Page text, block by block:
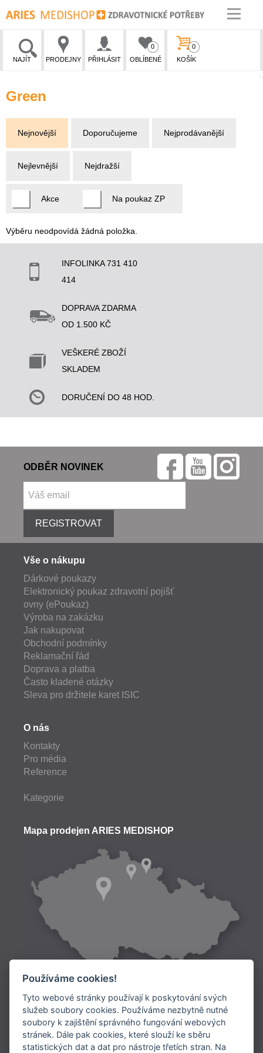
NAJÍT PRODEJNY PŘIHLÁSIT OBLÍBENÉ
0
KOŠÍK
0
Green
Nejnovější Doporučujeme Nejprodávanější
Nejlevnější Nejdražší
Akce Na poukaz ZP
Výběru neodpovídá žádná položka.
INFOLINKA 731 410
414
DOPRAVA ZDARMA
OD 1.500 KČ
VEŠKERÉ ZBOŽÍ
SKLADEM
DORUČENÍ DO 48 HOD.
ODBĚR NOVINEK
REGISTROVAT
Vše o nákupu
Dárkové poukazy
Elektronický poukaz zdravotní pojišť
ovny (ePoukaz)
Výroba na zakázku
Jak nakupovat
Obchodní podmínky
Reklamační řád
Doprava a platba
Často kladené otázky
Sleva pro držitele karet ISIC
O nás
Kontakty
Pro média
Reference
Kategorie
Mapa prodejen ARIES MEDISHOP
Doprava:
Používáme cookies!
Tyto webové stránky používají k poskytování svých
služeb soubory cookies. Používáme nezbytně nutné
soubory k zajištění správného fungování webových
stránek. Dále pak cookies, které slouží ke sběru
statistických dat a dat pro nástroje třetích stran. Na